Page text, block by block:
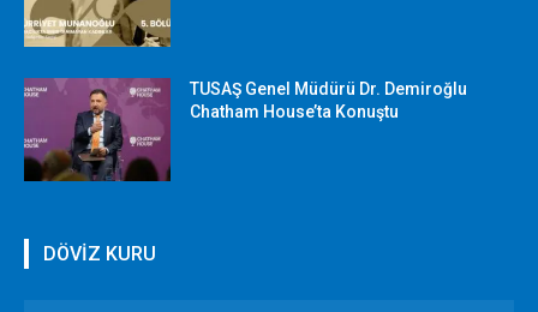
TUSAŞ Genel Müdürü Dr. Demiroğlu
Chatham House’ta Konuştu
DÖVİZ KURU